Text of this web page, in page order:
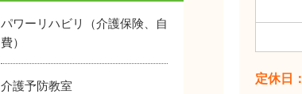
定休日：
パワーリハビリ（介護保険、自
費）
介護予防教室